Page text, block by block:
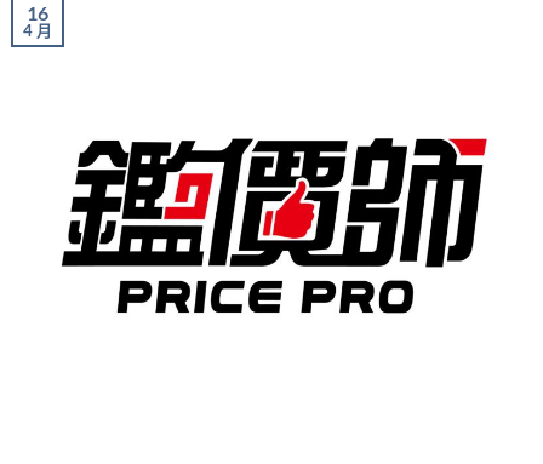
16
4 月